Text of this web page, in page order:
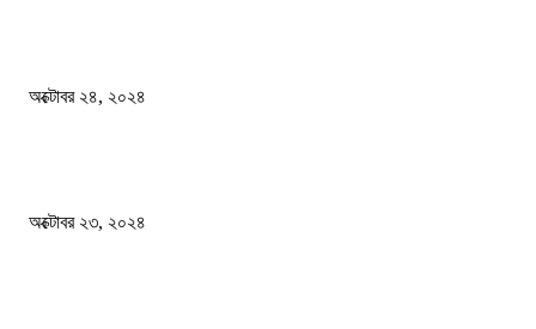
অক্টোবর ২৪, ২০২৪
অক্টোবর ২৩, ২০২৪